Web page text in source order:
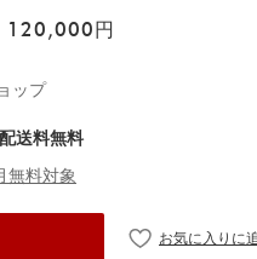
120,000 円
ップ
送料無料
無料対象